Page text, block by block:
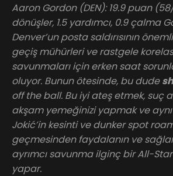
Aaron Gordon (DEN): 19.9 puan
dönüşler, 1.5 yardımcı, 0.9 çalma
Denver’un posta saldırısının
geçiş mühürleri ve rastgele
savunmaları için erken saat
oluyor. Bunun ötesinde, bu dude
off the ball. Bu iyi ateş etmek, suç
akşam yemeğinizi yapmak ve
Jokić’in kesinti ve dunker spot
geçmesinden faydalanın ve
ayrımcı savunma ilginç bir All-
yapar.